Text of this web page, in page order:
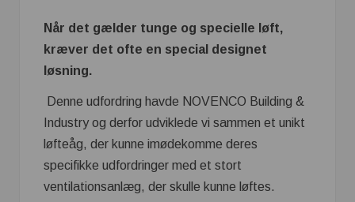
Når det gælder tunge og specielle løft,
kræver det ofte en special designet
løsning.
Denne udfordring havde NOVENCO Building &
Industry og derfor udviklede vi sammen et unikt
løfteåg, der kunne imødekomme deres
specifikke udfordringer med et stort
ventilationsanlæg, der skulle kunne løftes.